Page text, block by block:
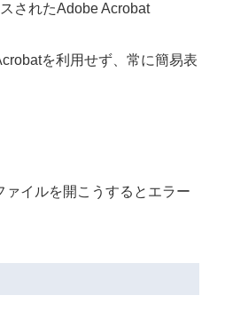
されたAdobe Acrobat
を利用せず、常に簡易表
イルを開こうするとエラー